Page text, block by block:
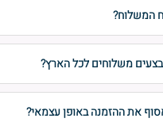
המשלוח?
משלוחים לכל הארץ?
את ההזמנה באופן עצמאי?